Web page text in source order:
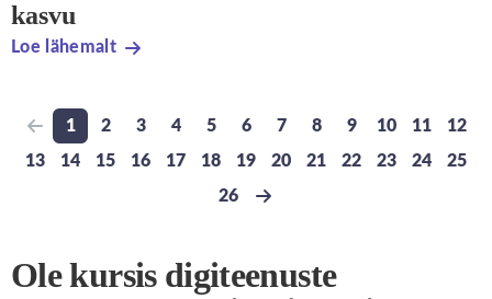
kasvu
Loe lähemalt
Previous page
Go to page
1
Go to page
2
Go to page
3
Go to page
4
Go to page
5
Go to page
6
Go to page
7
Go to page
8
Go to page
9
Go to page
10
Go to
11
Go
12
Go to page
13
Go to page
14
Go to page
15
Go to page
16
Go to page
17
Go to page
18
Go to page
19
Go to page
20
Go to page
21
Go to page
22
Go to page
23
Go to
24
Go
25
Go to page
26
Next page
Ole kursis digiteenuste